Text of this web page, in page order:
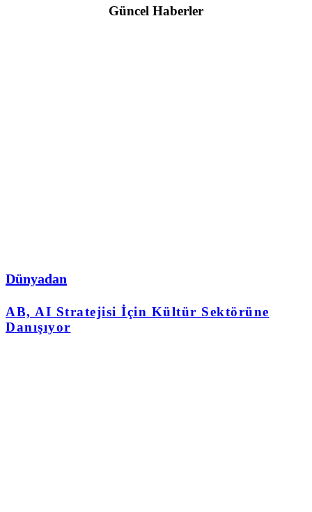
Güncel Haberler
Dünyadan
AB, AI Stratejisi İçin Kültür Sektörüne
Danışıyor